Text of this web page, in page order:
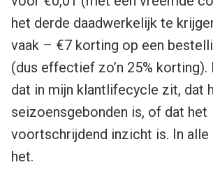
het derde daadwerkelijk te
vaak – €7 korting op een
(dus effectief zo’n 25%
dat in mijn klantlifecycle zit, dat
seizoensgebonden is, of dat het
voortschrijdend inzicht is. In
het.